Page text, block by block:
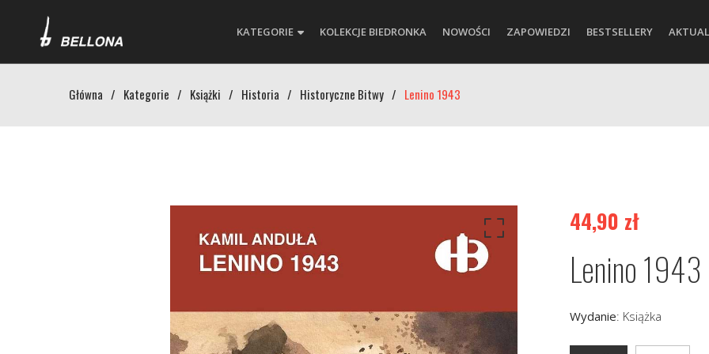
KATEGORIE KOLEKCJE BIEDRONKA NOWOŚCI ZAPOWIEDZI BESTSELLERY
Główna / Kategorie / Książki / Historia / Historyczne Bitwy / Lenino 1943
44,90 zł
Lenino 1943
Wydanie: Książka